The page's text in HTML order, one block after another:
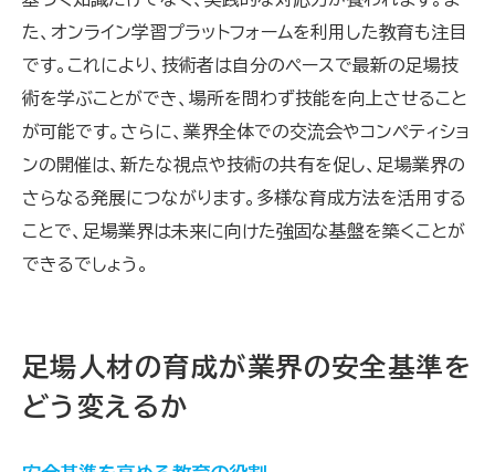
た、オンライン学習プラットフォームを利用した教育も注目
です。これにより、技術者は自分のペースで最新の足場技
術を学ぶことができ、場所を問わず技能を向上させること
が可能です。さらに、業界全体での交流会やコンペティショ
ンの開催は、新たな視点や技術の共有を促し、足場業界の
さらなる発展につながります。多様な育成方法を活用する
ことで、足場業界は未来に向けた強固な基盤を築くことが
できるでしょう。
足場人材の育成が業界の安全基準を
どう変えるか